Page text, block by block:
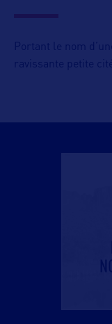
Portant le nom
ravissante petite